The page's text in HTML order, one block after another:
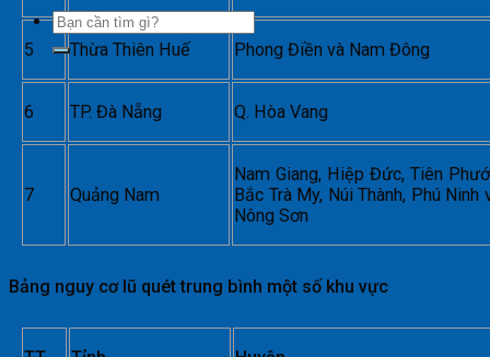
5 Thừa Thiên Huế Phong Điền và Nam Đông
6 TP. Đà Nẵng Q. Hòa Vang
7 Quảng Nam
Nam Giang, Hiệp Đức, Tiên
Bắc Trà My, Núi Thành, Phú Ninh
Nông Sơn
Bảng nguy cơ lũ quét trung bình một số khu vực